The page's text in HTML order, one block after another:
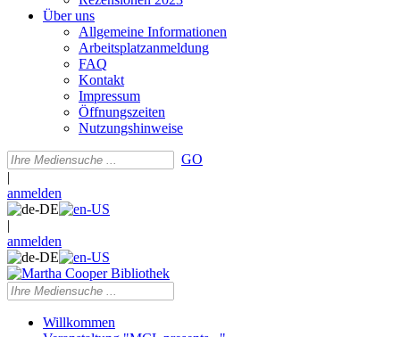
Über uns
Allgemeine Informationen
Arbeitsplatzanmeldung
FAQ
Kontakt
Impressum
Öffnungszeiten
Nutzungshinweise
GO
|
anmelden
|
anmelden
Willkommen